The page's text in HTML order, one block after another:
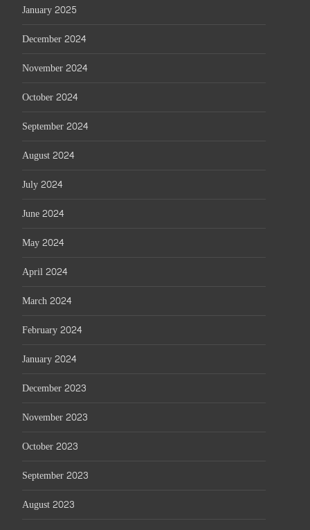
January 2025
December 2024
November 2024
October 2024
September 2024
August 2024
July 2024
June 2024
May 2024
April 2024
March 2024
February 2024
January 2024
December 2023
November 2023
October 2023
September 2023
August 2023